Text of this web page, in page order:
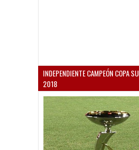
INDEPENDIENTE CAMPEÓN COPA
2018